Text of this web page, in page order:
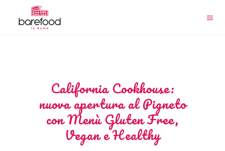
California Cookhouse:
nuova apertura al Pigneto
con Menù Gluten Free,
Vegan e Healthy